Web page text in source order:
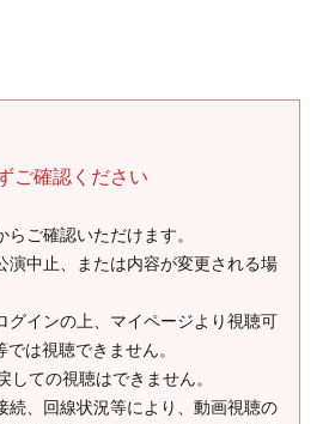
ご確認ください
らご確認いただけます。
演中止、または内容が変更される場
グインの上、マイページより視聴可
は視聴できません。
しての視聴はできません。
続、回線状況等により、動画視聴の